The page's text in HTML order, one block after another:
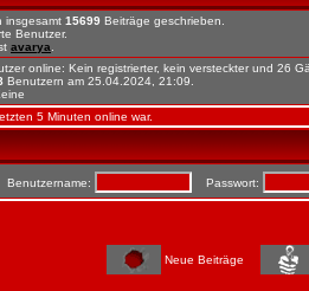
insgesamt 15699 Beiträge geschrieben.
Benutzer.
avarya
online: Kein registrierter, kein versteckter und 26
Benutzern am 25.04.2024, 21:09.
5 Minuten online war.
Benutzername: Passwort:
Neue Beiträge